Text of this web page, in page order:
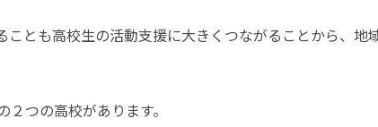
とも高校生の活動支援に大きくつながることから、地
つの高校があります。